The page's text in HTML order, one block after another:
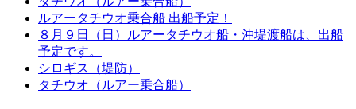
ルアータチウオ乗合船 出船予定！
８月９日（日）ルアータチウオ船・沖堤渡船は、出船
予定です。
シロギス（堤防）
タチウオ（ルアー乗合船）